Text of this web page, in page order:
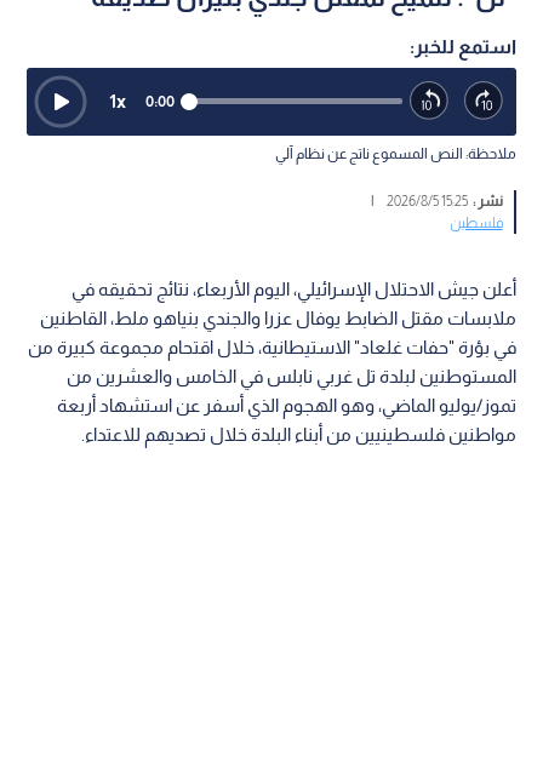
استمع للخبر:
0:00
1x
ملاحظة: النص المسموع ناتج عن نظام آلي
نشر :15:25 2026/8/5
|
فلسطين
أعلن جيش الاحتلال الإسرائيلي، اليوم الأربعاء، نتائج تحقيقه في
ملابسات مقتل الضابط يوفال عزرا والجندي بنياهو ملط، القاطنين
في بؤرة "حفات غلعاد" الاستيطانية، خلال اقتحام مجموعة كبيرة من
المستوطنين لبلدة تل غربي نابلس في الخامس والعشرين من
تموز/يوليو الماضي، وهو الهجوم الذي أسفر عن استشهاد أربعة
مواطنين فلسطينيين من أبناء البلدة خلال تصديهم للاعتداء.